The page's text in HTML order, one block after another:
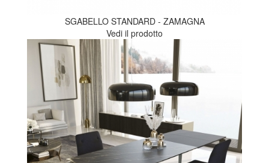
SGABELLO STANDARD - ZAMAGNA
Vedi il prodotto